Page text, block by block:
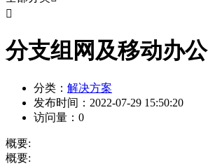

分支组网及移动办公
分类： 解决方案
发布时间： 2022-07-29 15:50:20
访问量： 0
概要:
概要: